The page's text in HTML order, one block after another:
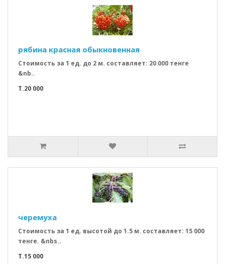
рябина красная обыкновенная
Стоимость за 1 ед. до 2 м. составляет: 20 000 тенге
&nb..
T.20 000
черемуха
Стоимость за 1 ед. высотой до 1.5 м. составляет: 15 000
тенге. &nbs..
T.15 000